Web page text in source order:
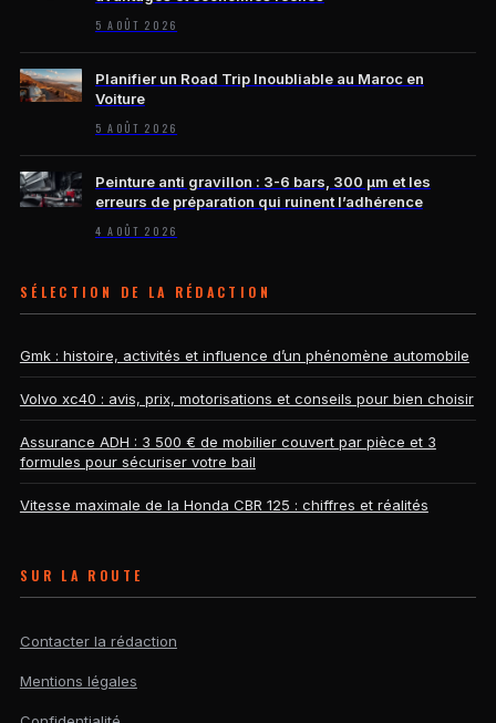
5 AOÛT 2026
Planifier un Road Trip Inoubliable au Maroc en
Voiture
5 AOÛT 2026
Peinture anti gravillon : 3-6 bars, 300 µm et les
erreurs de préparation qui ruinent l’adhérence
4 AOÛT 2026
SÉLECTION DE LA RÉDACTION
Gmk : histoire, activités et influence d’un phénomène automobile
Volvo xc40 : avis, prix, motorisations et conseils pour bien choisir
Assurance ADH : 3 500 € de mobilier couvert par pièce et 3
formules pour sécuriser votre bail
Vitesse maximale de la Honda CBR 125 : chiffres et réalités
SUR LA ROUTE
Contacter la rédaction
Mentions légales